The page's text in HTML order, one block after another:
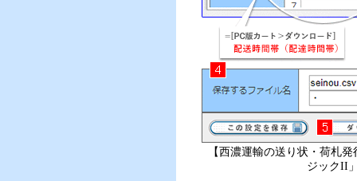
【西濃運輸の送り状・荷札
ジックII